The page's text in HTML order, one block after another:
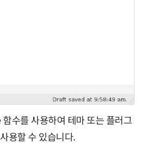
수를 사용하여 테마 또는 플러그
용할 수 있습니다.